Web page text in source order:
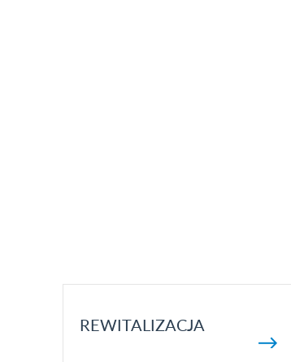
REWITALIZACJA